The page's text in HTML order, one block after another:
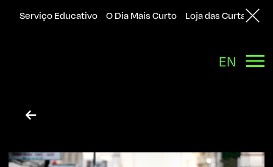
Serviço Educativo O Dia Mais Curto Loja das Curtas
EN
